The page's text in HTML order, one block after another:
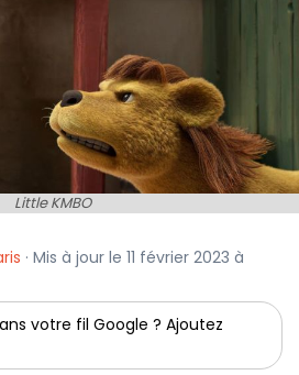
Little KMBO
· Mis à jour le 11 février 2023 à
votre fil Google ? Ajoutez